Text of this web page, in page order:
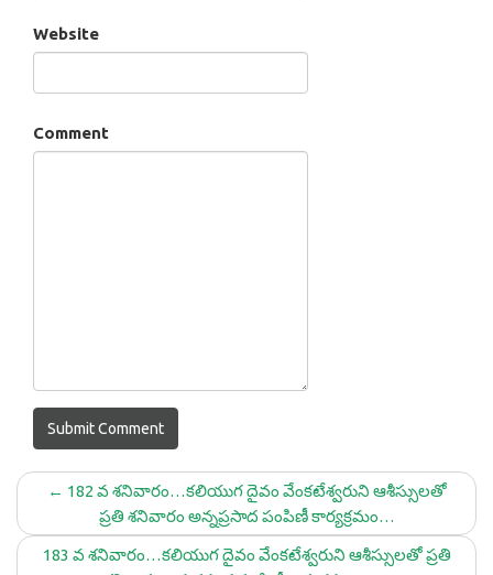
Website
Comment
Submit Comment
← 182 వ శనివారం…కలియుగ దైవం వేంకటేశ్వరుని ఆశీస్సులతో
ప్రతి శనివారం అన్నప్రసాద పంపిణీ కార్యక్రమం…
183 వ శనివారం…కలియుగ దైవం వేంకటేశ్వరుని ఆశీస్సులతో ప్రతి